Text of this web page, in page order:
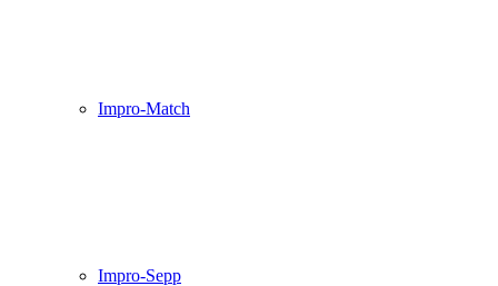
Impro-Match
Impro-Sepp